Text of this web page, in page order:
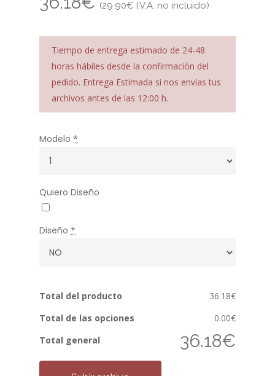
(29.90€ I.V.A. no incluido)
Tiempo de entrega estimado de 24-48
horas hábiles desde la confirmación del
pedido. Entrega Estimada si nos envías tus
archivos antes de las 12:00 h.
Modelo *
Quiero Diseño
Diseño *
Total del producto
36.18€
Total de las opciones
0.00€
Total general
36.18€